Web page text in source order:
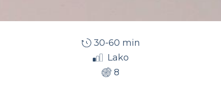
30-60 min
Lako
8